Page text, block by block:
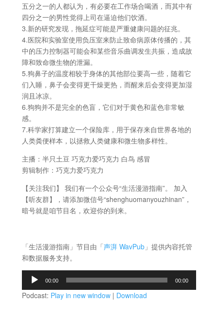
五分之一的人都认为，有必要在工作场合喝酒，而其中有
四分之一的男性觉得上司在逼迫他们饮酒。
3.新的研究发现，拖延症可能是严重健康问题的征兆。
4.医院和实验室使用负压室来防止致命病原体传播的，其
中的压力控制器可能会和某些音乐曲调发生共振，造成故
障和致命微生物的泄漏。
5.狗鼻子的温度相较于身体的其他部位要高一些，随着它
们入睡，鼻子会变得更干燥更热，而醒来后会变得更加湿
润且冰凉。
6.狗狗并不是完全的色盲，它们对于黄色和蓝色非常敏
感。
7.科学家打算建立一个保险库，用于保存来自世界各地的
人类粪便样本，以拯救人类健康和微生物多样性。
主播：半只土豆 巧克力爱巧克力 白鸟 感冒
剪辑制作：巧克力爱巧克力
【关注我们】 我们有一个公众号“生活漫游指南”。 加入
【听友群】，请添加微信号“shenghuomanyouzhinan”，
暗号就是咱节目名，欢迎你的到来。
「生活漫游指南」节目由「声湃 WavPub」提供内容托管
和数据服务支持。
播
00:00 00:00
Podcast: Play in new window| Download